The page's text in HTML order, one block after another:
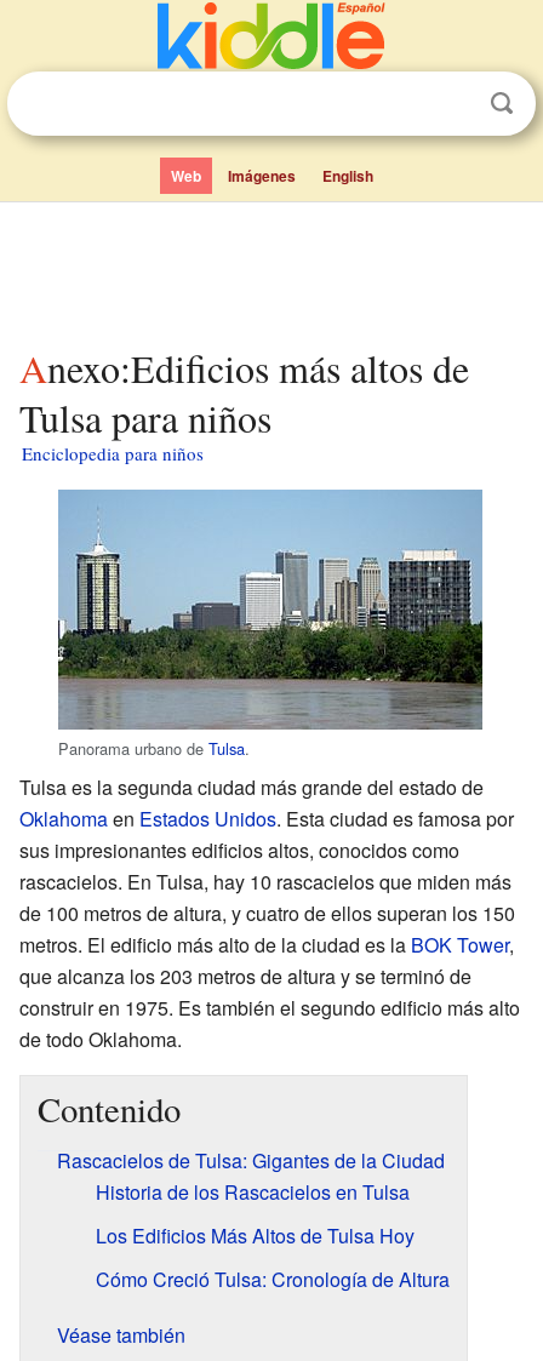
Web Imágenes English
Anexo:Edificios más altos de
Tulsa para niños
Enciclopedia para niños
Panorama urbano de Tulsa.
Tulsa es la segunda ciudad más grande del estado de
Oklahomaen Estados Unidos. Esta ciudad es famosa por
sus impresionantes edificios altos, conocidos como
rascacielos. En Tulsa, hay 10 rascacielos que miden más
de 100 metros de altura, y cuatro de ellos superan los 150
metros. El edificio más alto de la ciudad es la BOK Tower,
que alcanza los 203 metros de altura y se terminó de
construir en 1975. Es también el segundo edificio más alto
de todo Oklahoma.
Contenido
Rascacielos de Tulsa: Gigantes de la Ciudad
Historia de los Rascacielos en Tulsa
Los Edificios Más Altos de Tulsa Hoy
Cómo Creció Tulsa: Cronología de Altura
Véase también